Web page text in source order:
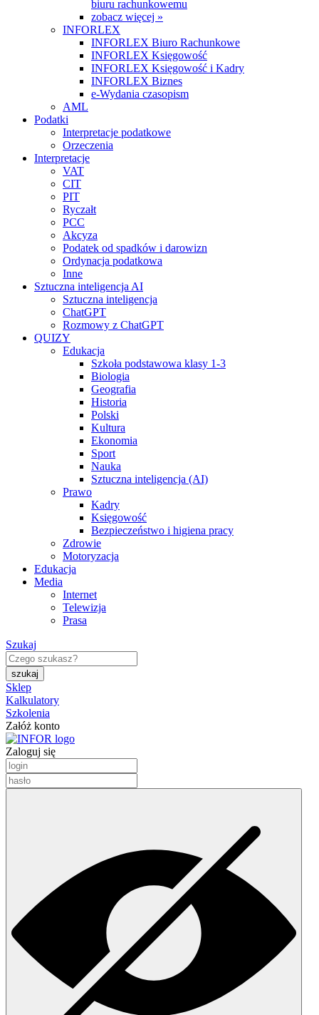
biuru rachunkowemu
zobacz więcej »
INFORLEX
INFORLEX Biuro Rachunkowe
INFORLEX Księgowość
INFORLEX Księgowość i Kadry
INFORLEX Biznes
e-Wydania czasopism
AML
Podatki
Interpretacje podatkowe
Orzeczenia
Interpretacje
VAT
CIT
PIT
Ryczałt
PCC
Akcyza
Podatek od spadków i darowizn
Ordynacja podatkowa
Inne
Sztuczna inteligencja AI
Sztuczna inteligencja
ChatGPT
Rozmowy z ChatGPT
QUIZY
Edukacja
Szkoła podstawowa klasy 1-3
Biologia
Geografia
Historia
Polski
Kultura
Ekonomia
Sport
Nauka
Sztuczna inteligencja (AI)
Prawo
Kadry
Księgowość
Bezpieczeństwo i higiena pracy
Zdrowie
Motoryzacja
Edukacja
Media
Internet
Telewizja
Prasa
Szukaj
Sklep
Kalkulatory
Szkolenia
Załóż konto
Zaloguj się